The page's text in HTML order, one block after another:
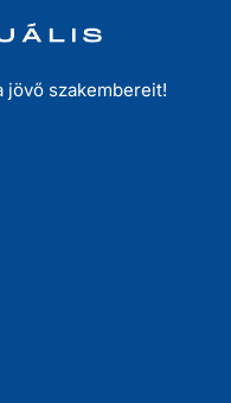
jövő szakembereit!